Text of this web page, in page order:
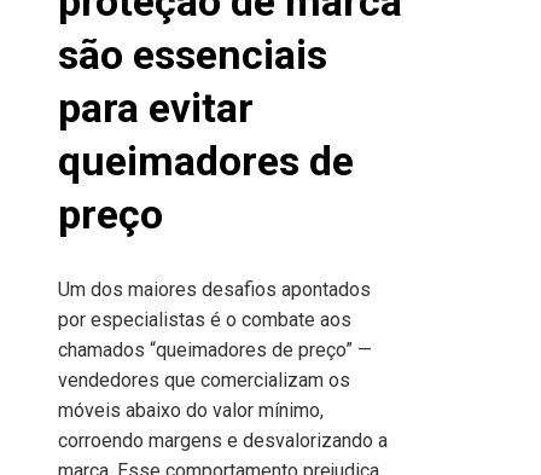
são essenciais
para evitar
queimadores de
preço
Um dos maiores desafios apontados
por especialistas é o combate aos
chamados “queimadores de preço” —
vendedores que comercializam os
móveis abaixo do valor mínimo,
corroendo margens e desvalorizando a